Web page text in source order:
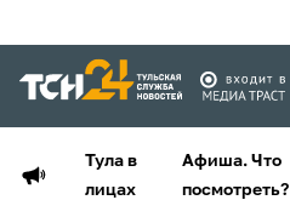
Тула в
лицах
Афиша. Что
посмотреть?